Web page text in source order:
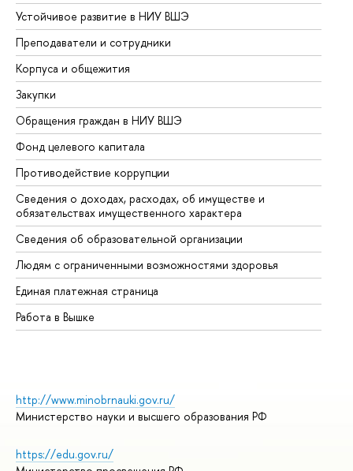
Устойчивое развитие в НИУ ВШЭ
Преподаватели и сотрудники
Корпуса и общежития
Закупки
Обращения граждан в НИУ ВШЭ
Фонд целевого капитала
Противодействие коррупции
Сведения о доходах, расходах, об имуществе и
обязательствах имущественного характера
Сведения об образовательной организации
Людям с ограниченными возможностями здоровья
Единая платежная страница
Работа в Вышке
http://www.minobrnauki.gov.ru/
Министерство науки и высшего образования РФ
https://edu.gov.ru/